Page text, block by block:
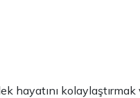
hayatını